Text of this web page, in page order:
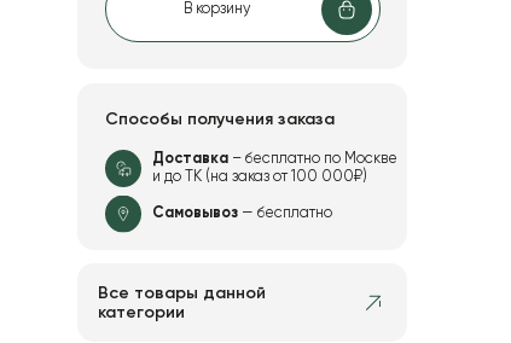
В корзину
Способы получения заказа
Доставка– бесплатно по Москве
и до ТК (на заказ от 100 000₽)
Самовывоз— бесплатно
Все товары данной
категории